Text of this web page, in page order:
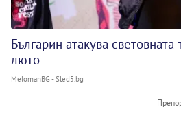
Българин атакува
люто
MelomanBG - Sled5.bg